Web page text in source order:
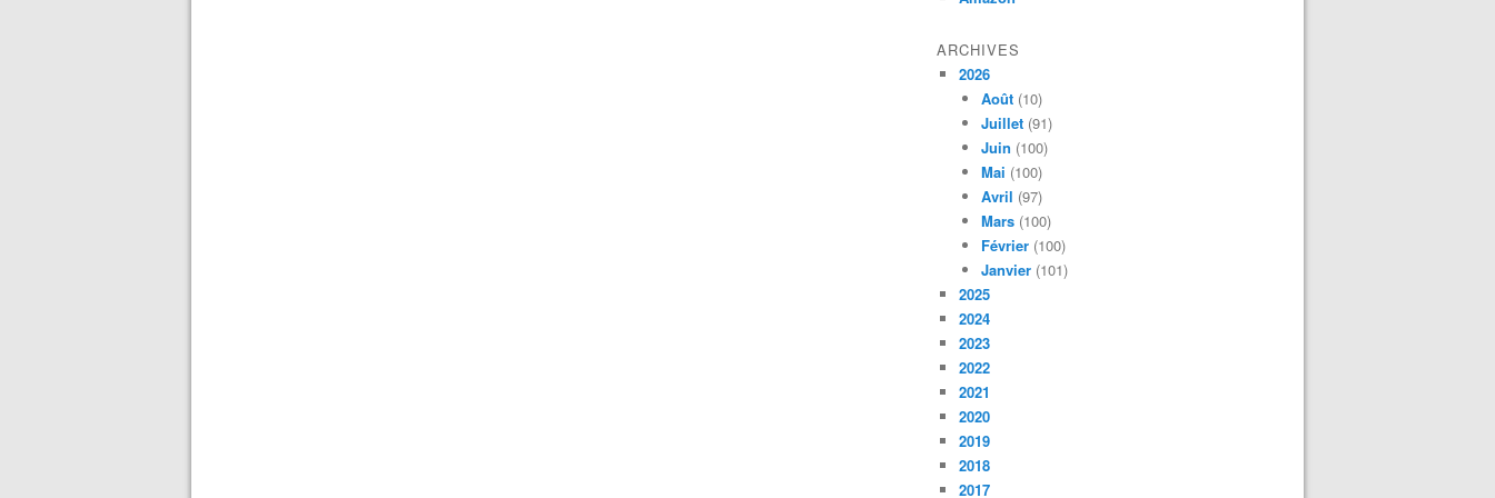
ARCHIVES
2026
Août (10)
Juillet (91)
Juin (100)
Mai (100)
Avril (97)
Mars (100)
Février (100)
Janvier (101)
2025
2024
2023
2022
2021
2020
2019
2018
2017